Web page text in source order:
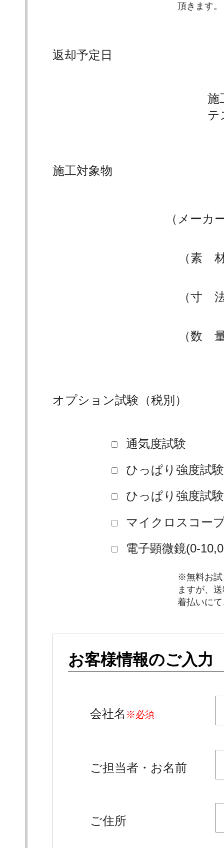
頂きます。
返却予定日
施
テ
施工対象物
（メー
（素
（寸
（数
オプション試験（税別）
通気度試験
ひっぱり強度
ひっぱり強度
マイクロスコー
電子顕微鏡(0-
※無料お試
ますが、
着払いに
お客様情報のご入力
会社名 ※必須
ご担当者・お名前
ご住所